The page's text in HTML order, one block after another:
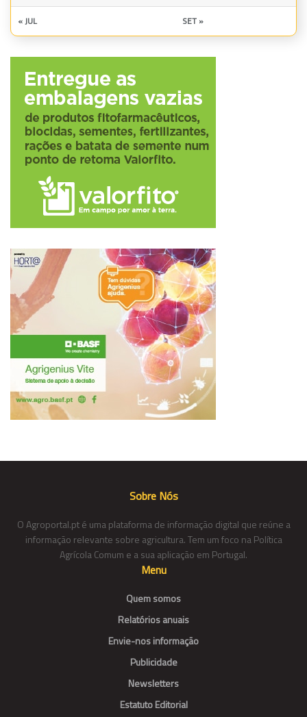
« JUL SET »
Sobre Nós
O Agroportal.pt é uma plataforma de informação digital que reúne a
informação relevante sobre agricultura. Tem um foco na Política
Agrícola Comum e a sua aplicação em Portugal.
Menu
Quem somos
Relatórios anuais
Envie-nos informação
Publicidade
Newsletters
Estatuto Editorial